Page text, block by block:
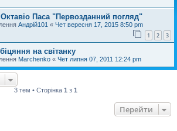
Паса "Первозданний погляд"
Андрій101 « Чет вересня 17, 2015 8:50 pm
1 2 3
на світанку
Marchenko « Чет липня 07, 2011 12:24 pm
3 тем • Сторінка 1 з 1
Перейти